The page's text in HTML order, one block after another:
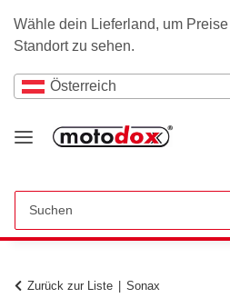
Wähle dein Lieferland, um
Standort zu sehen.
Österreich
Zurück zur Liste Sonax